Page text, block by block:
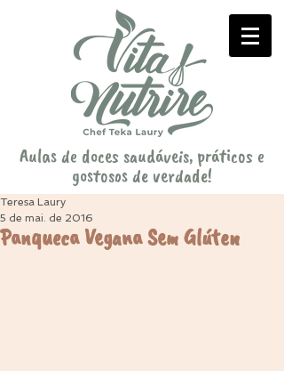
Aulas de doces saudáveis, práticos e
gostosos de verdade!
Panqueca Vegana Sem Glúten
Teresa Laury
5 de mai. de 2016